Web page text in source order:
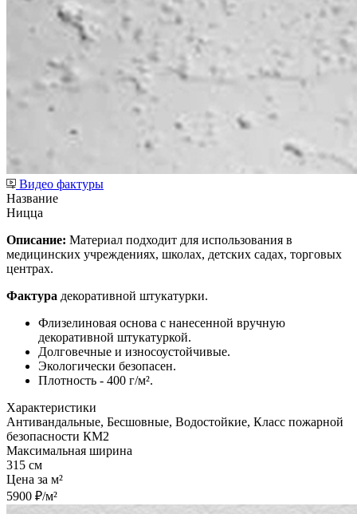
Видео фактуры
Название
Ницца
Описание: Материал подходит для использования в
медицинских учреждениях, школах, детских садах, торговых
центрах.
Фактура декоративной штукатурки.
Флизелиновая основа с нанесенной вручную
декоративной штукатуркой.
Долговечные и износоустойчивые.
Экологически безопасен.
Плотность - 400 г/м².
Характеристики
Антивандальные, Бесшовные, Водостойкие, Класс пожарной
безопасности КМ2
Максимальная ширина
315 см
Цена за м²
5900 ₽/м²